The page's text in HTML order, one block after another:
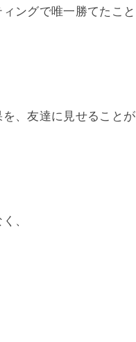
ングで唯一勝てたこと
、友達に見せることが
、